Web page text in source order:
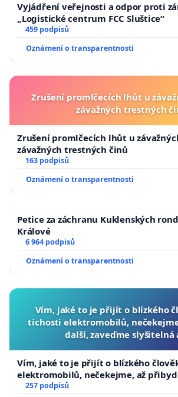
Vyjádření veřejnosti a odpor proti
„Logistické centrum FCC Sluštice“
459 podpisů
Oznámení o transparentnosti
Zrušení promlčecích lhůt u
závažných trestných
Zrušení promlčecích lhůt u
závažných trestných činů
163 podpisů
Oznámení o transparentnosti
Petice za záchranu Kuklenských
Králové
6 964 podpisů
Oznámení o transparentnosti
Vím, jaké to je přijít o blízkého
tichosti elektromobilů,
další, zaveďme slyšitelná
Vím, jaké to je přijít o blízkého
elektromobilů, nečekejme, až
zaveďme slyšitelná auta!
257 podpisů